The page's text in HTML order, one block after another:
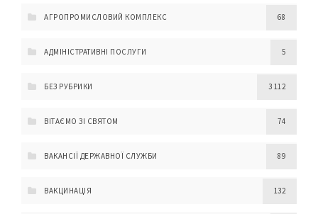
АГРОПРОМИСЛОВИЙ КОМПЛЕКС 68
АДМІНІСТРАТИВНІ ПОСЛУГИ 5
БЕЗ РУБРИКИ 3 112
ВІТАЄМО ЗІ СВЯТОМ 74
ВАКАНСІЇ ДЕРЖАВНОЇ СЛУЖБИ 89
ВАКЦИНАЦІЯ 132